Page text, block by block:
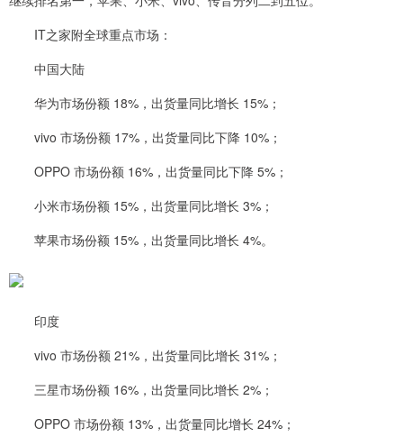
IT之家附全球重点市场：
中国大陆
华为市场份额 18%，出货量同比增长 15%；
vivo 市场份额 17%，出货量同比下降 10%；
OPPO 市场份额 16%，出货量同比下降 5%；
小米市场份额 15%，出货量同比增长 3%；
苹果市场份额 15%，出货量同比增长 4%。
印度
vivo 市场份额 21%，出货量同比增长 31%；
三星市场份额 16%，出货量同比增长 2%；
OPPO 市场份额 13%，出货量同比增长 24%；